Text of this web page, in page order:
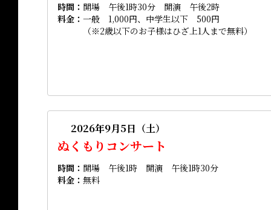
時間
開場 午後1時30分 開演 午後2時
料金
一般 1,000円、中学生以下 500円
（※2歳以下のお子様はひざ上1人まで無料）
2026年9月5日（土）
ぬくもりコンサート
時間
開場 午後1時 開演 午後1時30分
料金
無料